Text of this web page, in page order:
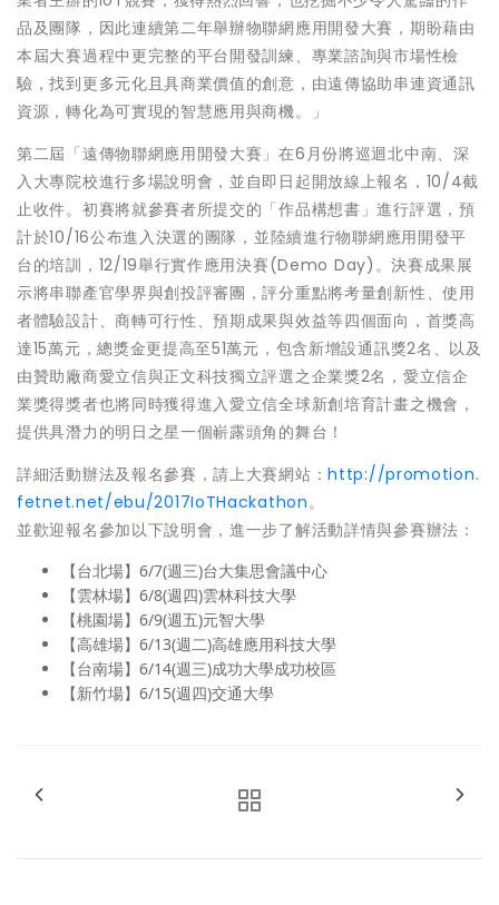
品及團隊，因此連續第二年舉辦物聯網應用開發大賽，期盼藉由
本屆大賽過程中更完整的平台開發訓練、專業諮詢與市場性檢
驗，找到更多元化且具商業價值的創意，由遠傳協助串連資通訊
資源，轉化為可實現的智慧應用與商機。」
第二屆「遠傳物聯網應用開發大賽」在6月份將巡迴北中南、深
入大專院校進行多場說明會，並自即日起開放線上報名，10/4截
止收件。初賽將就參賽者所提交的「作品構想書」進行評選，預
計於10/16公布進入決選的團隊，並陸續進行物聯網應用開發平
台的培訓，12/19舉行實作應用決賽(Demo Day)。決賽成果展
示將串聯產官學界與創投評審團，評分重點將考量創新性、使用
者體驗設計、商轉可行性、預期成果與效益等四個面向，首獎高
達15萬元，總獎金更提高至51萬元，包含新增設通訊獎2名、以及
由贊助廠商愛立信與正文科技獨立評選之企業獎2名，愛立信企
業獎得獎者也將同時獲得進入愛立信全球新創培育計畫之機會，
提供具潛力的明日之星一個嶄露頭角的舞台！
詳細活動辦法及報名參賽，請上大賽網站：http://promotion.
fetnet.net/ebu/2017IoTHackathon。
並歡迎報名參加以下說明會，進一步了解活動詳情與參賽辦法：
【台北場】6/7(週三)台大集思會議中心
【雲林場】6/8(週四)雲林科技大學
【桃園場】6/9(週五)元智大學
【高雄場】6/13(週二)高雄應用科技大學
【台南場】6/14(週三)成功大學成功校區
【新竹場】6/15(週四)交通大學